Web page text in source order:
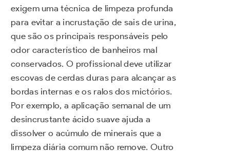
exigem uma técnica de limpeza profunda
para evitar a incrustação de sais de urina,
que são os principais responsáveis pelo
odor característico de banheiros mal
conservados. O profissional deve utilizar
escovas de cerdas duras para alcançar as
bordas internas e os ralos dos mictórios.
Por exemplo, a aplicação semanal de um
desincrustante ácido suave ajuda a
dissolver o acúmulo de minerais que a
limpeza diária comum não remove. Outro